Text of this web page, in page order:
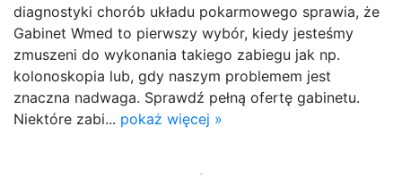
diagnostyki chorób układu pokarmowego sprawia, że
Gabinet Wmed to pierwszy wybór, kiedy jesteśmy
zmuszeni do wykonania takiego zabiegu jak np.
kolonoskopia lub, gdy naszym problemem jest
znaczna nadwaga. Sprawdź pełną ofertę gabinetu.
Niektóre zabi... pokaż więcej »